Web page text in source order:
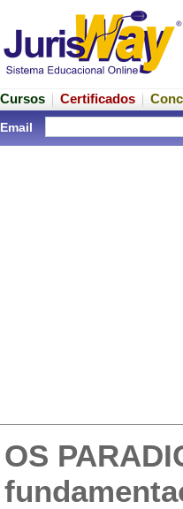
Cursos Certificados
Email
OS